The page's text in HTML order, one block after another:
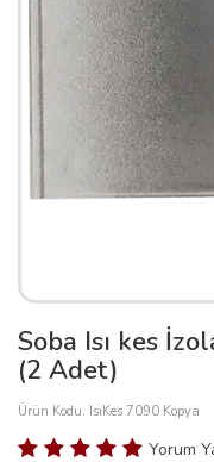
Soba Isı kes
(2 Adet)
Ürün Kodu: IsıKes 7090 Kopya
Yorum